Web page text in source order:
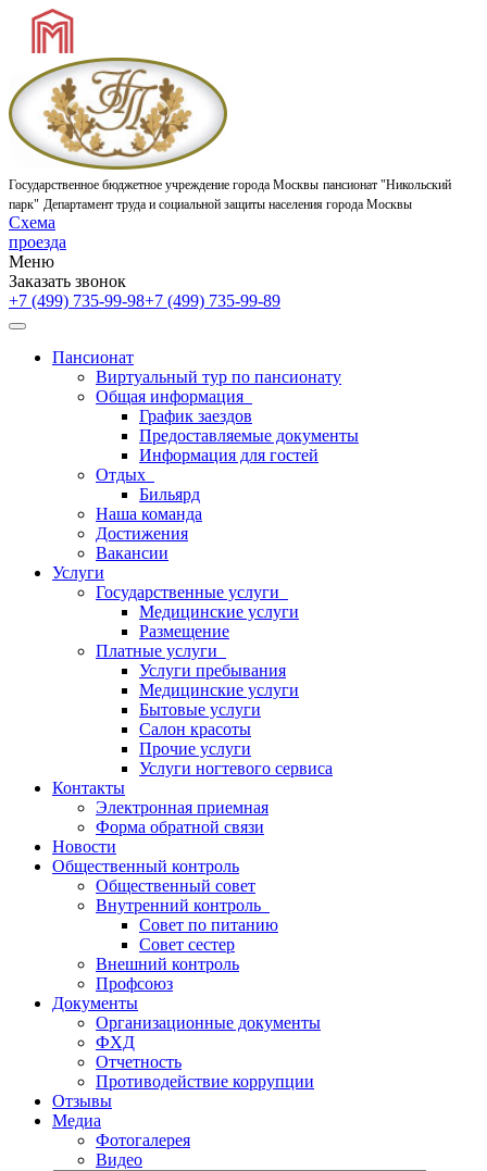
Государственное бюджетное учреждение города Москвы пансионат "Никольский
парк" Департамент труда и социальной защиты населения города Москвы
Схема
проезда
Меню
Заказать звонок
+7 (499) 735-99-98+7 (499) 735-99-89
Пансионат
Виртуальный тур по пансионату
Общая информация
График заездов
Предоставляемые документы
Информация для гостей
Отдых
Бильярд
Наша команда
Достижения
Вакансии
Услуги
Государственные услуги
Медицинские услуги
Размещение
Платные услуги
Услуги пребывания
Медицинские услуги
Бытовые услуги
Салон красоты
Прочие услуги
Услуги ногтевого сервиса
Контакты
Электронная приемная
Форма обратной связи
Новости
Общественный контроль
Общественный совет
Внутренний контроль
Совет по питанию
Совет сестер
Внешний контроль
Профсоюз
Документы
Организационные документы
ФХД
Отчетность
Противодействие коррупции
Отзывы
Медиа
Фотогалерея
Видео